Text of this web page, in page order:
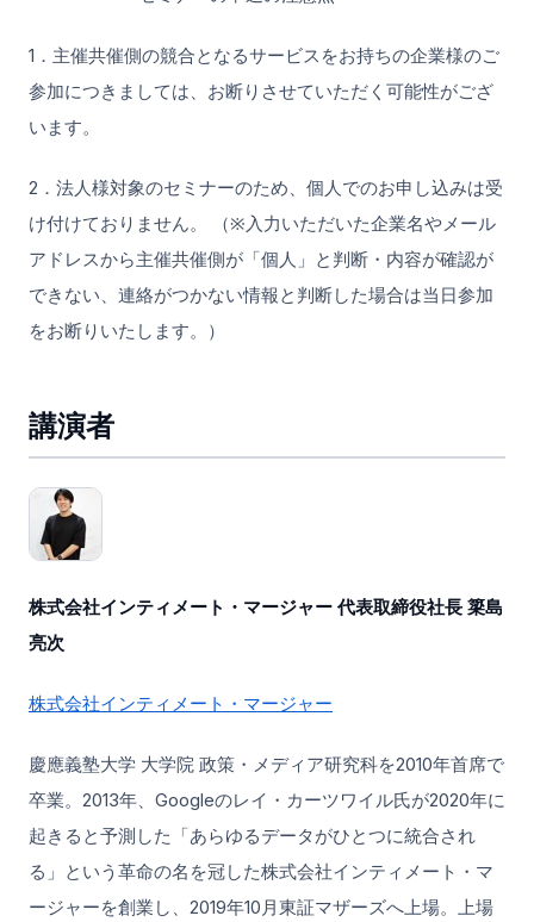
1．主催共催側の競合となるサービスをお持ちの企業様のご
参加につきましては、お断りさせていただく可能性がござ
います。
2．法人様対象のセミナーのため、個人でのお申し込みは受
け付けておりません。 （※入力いただいた企業名やメール
アドレスから主催共催側が「個人」と判断・内容が確認が
できない、連絡がつかない情報と判断した場合は当日参加
をお断りいたします。）
講演者
株式会社インティメート・マージャー 代表取締役社長 簗島
亮次
株式会社インティメート・マージャー
慶應義塾大学 大学院 政策・メディア研究科を2010年首席で
卒業。2013年、Googleのレイ・カーツワイル氏が2020年に
起きると予測した「あらゆるデータがひとつに統合され
る」という革命の名を冠した株式会社インティメート・マ
ージャーを創業し、2019年10月東証マザーズへ上場。上場